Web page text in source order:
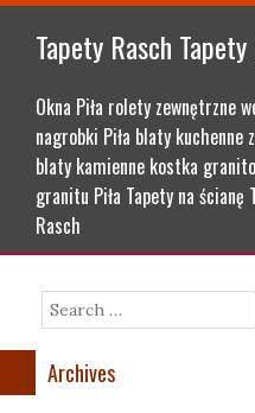
Tapety Rasch
Okna Piła rolety zewnętrzne
nagrobki Piła blaty kuchenne
blaty kamienne kostka
granitu Piła Tapety na ścianę
Rasch
Search
Archives